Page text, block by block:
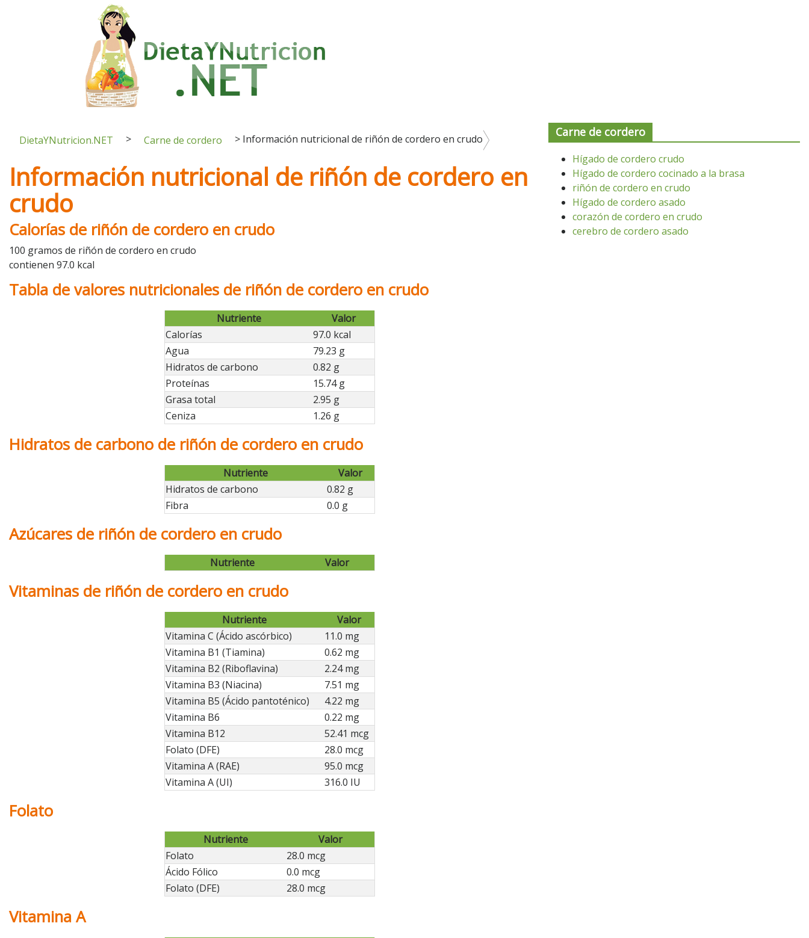
DietaYNutricion.NET > Carne de cordero > Información nutricional de riñón de cordero en crudo
Información nutricional de riñón de cordero en
crudo
Calorías de riñón de cordero en crudo
100 gramos de riñón de cordero en crudo
contienen 97.0 kcal
Tabla de valores nutricionales de riñón de cordero en crudo
Nutriente
Valor
Calorías
97.0 kcal
Agua
79.23 g
Hidratos de carbono
0.82 g
Proteínas
15.74 g
Grasa total
2.95 g
Ceniza
1.26 g
Hidratos de carbono de riñón de cordero en crudo
Nutriente
Valor
Hidratos de carbono
0.82 g
Fibra
0.0 g
Azúcares de riñón de cordero en crudo
Nutriente Valor
Vitaminas de riñón de cordero en crudo
Nutriente
Valor
Vitamina C (Ácido ascórbico)
11.0 mg
Vitamina B1 (Tiamina)
0.62 mg
Vitamina B2 (Riboflavina)
2.24 mg
Vitamina B3 (Niacina)
7.51 mg
Vitamina B5 (Ácido pantoténico)
4.22 mg
Vitamina B6
0.22 mg
Vitamina B12
52.41 mcg
Folato (DFE)
28.0 mcg
Vitamina A (RAE)
95.0 mcg
Vitamina A (UI)
316.0 IU
Folato
Nutriente
Valor
Folato
28.0 mcg
Ácido Fólico
0.0 mcg
Folato (DFE)
28.0 mcg
Vitamina A
Carne de cordero
Hígado de cordero crudo
Hígado de cordero cocinado a la brasa
riñón de cordero en crudo
Hígado de cordero asado
corazón de cordero en crudo
cerebro de cordero asado